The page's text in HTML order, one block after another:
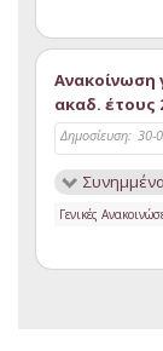
Ανακοίνωση
ακαδ. έτους
Δημοσίευση: 30-
Γενικές